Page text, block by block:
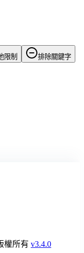
限制 排除關鍵字
權所有 v3.4.0